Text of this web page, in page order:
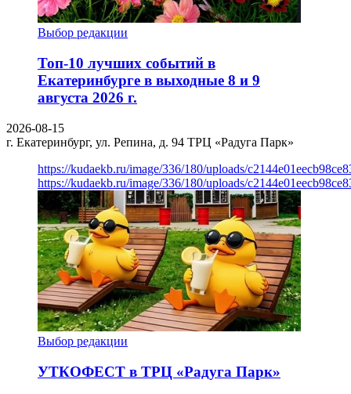
Выбор редакции
Топ-10 лучших событий в
Екатеринбурге в выходные 8 и 9
августа 2026 г.
2026-08-15
г. Екатеринбург, ул. Репина, д. 94 ТРЦ «Радуга Парк»
https://kudaekb.ru/image/336/180/uploads/
https://kudaekb.ru/image/336/180/uploads/
Выбор редакции
УТКОФЕСТ в ТРЦ «Радуга Парк»